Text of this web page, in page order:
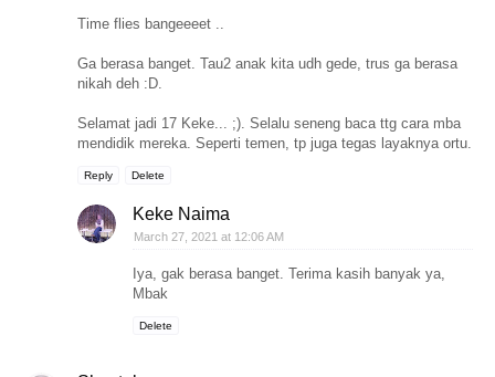
Time flies bangeeeet ..
Ga berasa banget. Tau2 anak kita udh gede, trus ga berasa
nikah deh :D.
Selamat jadi 17 Keke... ;). Selalu seneng baca ttg cara mba
mendidik mereka. Seperti temen, tp juga tegas layaknya ortu.
Reply Delete
Keke Naima
March 27, 2021 at 12:06 AM
Iya, gak berasa banget. Terima kasih banyak ya,
Mbak
Delete